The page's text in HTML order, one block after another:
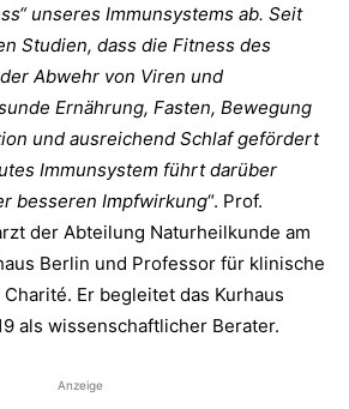
unseres Immunsystems ab. Seit
Studien, dass die Fitness des
Abwehr von Viren und
Ernährung, Fasten, Bewegung
und ausreichend Schlaf gefördert
Immunsystem führt darüber
besseren Impfwirkung“. Prof.
der Abteilung Naturheilkunde am
Berlin und Professor für klinische
Er begleitet das Kurhaus
als wissenschaftlicher Berater.
Anzeige